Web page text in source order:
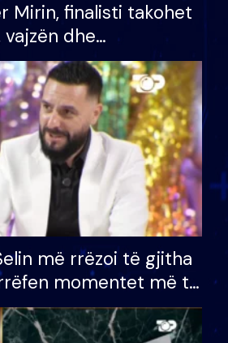
Mirin, finalisti takohet
dhe
S’kemi ndonjë letër
më rrëzoi të gjitha
momentet më të
e BB VIP: Do më
e mëngjesit kur…